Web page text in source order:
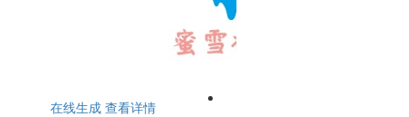
在线生成 查看详情